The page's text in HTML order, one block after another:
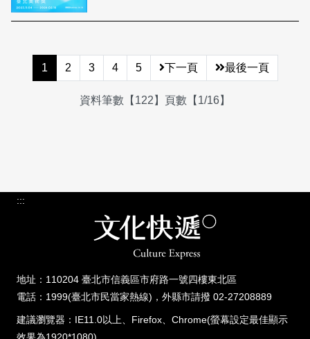
1 2 3 4 5 下一頁 最後一頁
資料筆數【122】頁數【1/16】
:::
地址：110204 臺北市信義區市府路一號四樓東北區
電話：1999(臺北市民當家熱線)，外縣市請撥 02-27208889
建議瀏覽器：IE11.0以上、Firefox、Chrome(螢幕設定最佳顯示